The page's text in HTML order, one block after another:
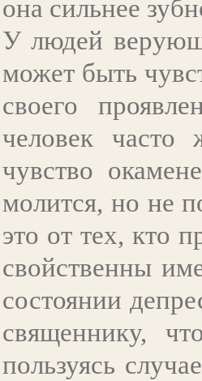
она сильнее
У людей
может быть
своего
человек часто
чувство
молится, но не
это от тех, кто
свойственны
состоянии
священнику,
пользуясь